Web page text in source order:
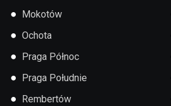
● Mokotów
● Ochota
● Praga Północ
● Praga Południe
● Rembertów